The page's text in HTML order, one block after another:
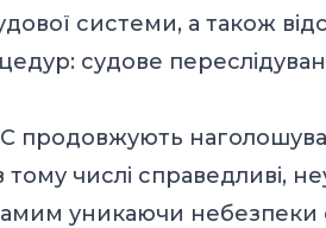
системи, а також
судове
продовжують
числі справедливі,
уникаючи